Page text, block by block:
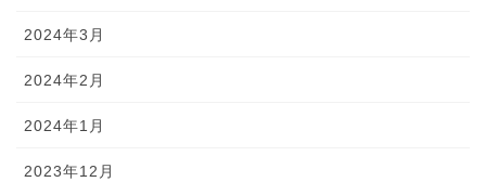
2024年3月
2024年2月
2024年1月
2023年12月